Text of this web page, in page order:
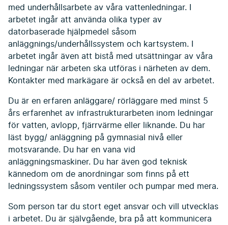
med underhållsarbete av våra vattenledningar. I
arbetet ingår att använda olika typer av
datorbaserade hjälpmedel såsom
anläggnings/underhållssystem och kartsystem. I
arbetet ingår även att bistå med utsättningar av våra
ledningar när arbeten ska utföras i närheten av dem.
Kontakter med markägare är också en del av arbetet.
Du är en erfaren anläggare/ rörläggare med minst 5
års erfarenhet av infrastrukturarbeten inom ledningar
för vatten, avlopp, fjärrvärme eller liknande. Du har
läst bygg/ anläggning på gymnasial nivå eller
motsvarande. Du har en vana vid
anläggningsmaskiner. Du har även god teknisk
kännedom om de anordningar som finns på ett
ledningssystem såsom ventiler och pumpar med mera.
Som person tar du stort eget ansvar och vill utvecklas
i arbetet. Du är självgående, bra på att kommunicera